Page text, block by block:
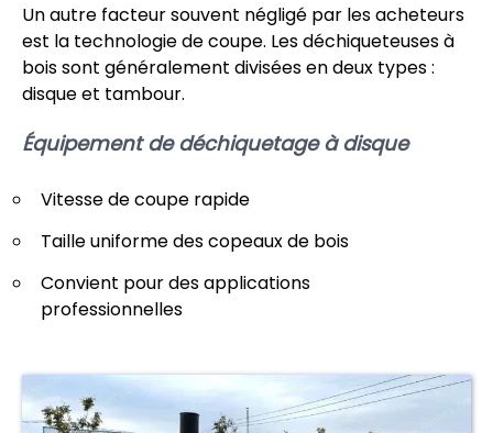
Un autre facteur souvent négligé par les acheteurs
est la technologie de coupe. Les déchiqueteuses à
bois sont généralement divisées en deux types :
disque et tambour.
Équipement de déchiquetage à disque
Vitesse de coupe rapide
Taille uniforme des copeaux de bois
Convient pour des applications
professionnelles